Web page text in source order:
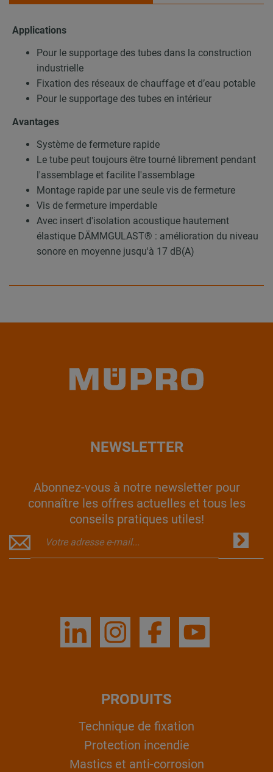
Applications
Pour le supportage des tubes dans la construction
industrielle
Fixation des réseaux de chauffage et d’eau potable
Pour le supportage des tubes en intérieur
Avantages
Système de fermeture rapide
Le tube peut toujours être tourné librement pendant
l'assemblage et facilite l'assemblage
Montage rapide par une seule vis de fermeture
Vis de fermeture imperdable
Avec insert d'isolation acoustique hautement
élastique DÄMMGULAST® : amélioration du niveau
sonore en moyenne jusqu'à 17 dB(A)
NEWSLETTER
Abonnez-vous à notre newsletter pour
connaître les offres actuelles et tous les
conseils pratiques utiles!
PRODUITS
Technique de fixation
Protection incendie
Mastics et anti-corrosion